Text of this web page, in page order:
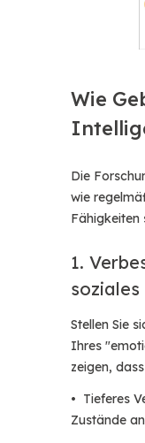
Wie
Die
wie
Fähigkeiten
1.
soziales
Stellen Sie
Ihres
zeigen,
• Tieferes
Zustände